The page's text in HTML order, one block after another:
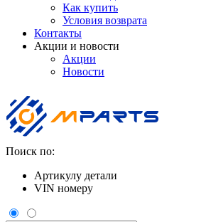
Как купить
Условия возврата
Контакты
Акции и новости
Акции
Новости
Поиск по:
Артикулу детали
VIN номеру